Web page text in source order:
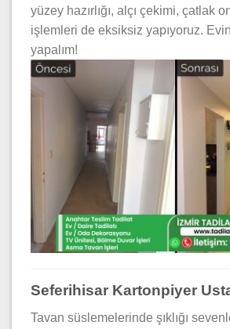
yüzey hazırlığı, alçı çekimi, çatlak
işlemleri de eksiksiz yapıyoruz.
yapalım!
Seferihisar Kartonpiyer
Tavan süslemelerinde şıklığı